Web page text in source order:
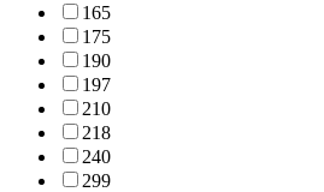
165
175
190
197
210
218
240
299